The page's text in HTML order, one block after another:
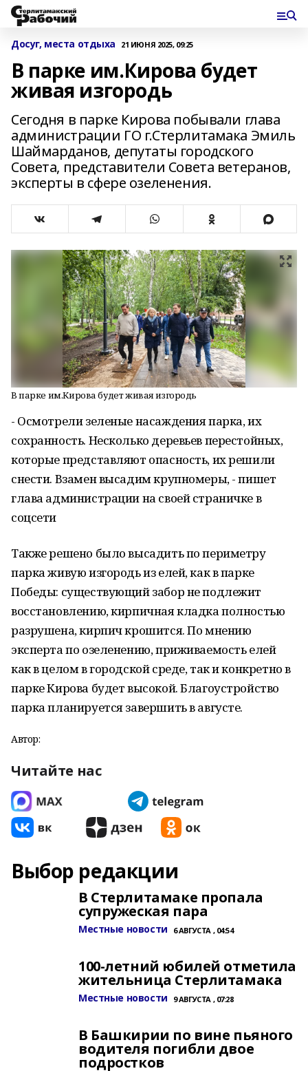
Досуг, места отдыха 21 ИЮНЯ 2025, 09:25
В парке им.Кирова будет
живая изгородь
Сегодня в парке Кирова побывали глава
администрации ГО г.Стерлитамака Эмиль
Шаймарданов, депутаты городского
Совета, представители Совета ветеранов,
эксперты в сфере озеленения.
В парке им.Кирова будет живая изгородь
- Осмотрели зеленые насаждения парка, их
сохранность. Несколько деревьев перестойных,
которые представляют опасность, их решили
снести. Взамен высадим крупномеры, - пишет
глава администрации на своей страничке в
соцсети
Также решено было высадить по периметру
парка живую изгородь из елей, как в парке
Победы: существующий забор не подлежит
восстановлению, кирпичная кладка полностью
разрушена, кирпич крошится. По мнению
эксперта по озеленению, приживаемость елей
как в целом в городской среде, так и конкретно в
парке Кирова будет высокой. Благоустройство
парка планируется завершить в августе.
Автор:
Читайте нас
Выбор редакции
В Стерлитамаке пропала
супружеская пара
Местные новости 6 АВГУСТА , 04:54
100-летний юбилей отметила
жительница Стерлитамака
Местные новости 9 АВГУСТА , 07:28
В Башкирии по вине пьяного
водителя погибли двое
подростков